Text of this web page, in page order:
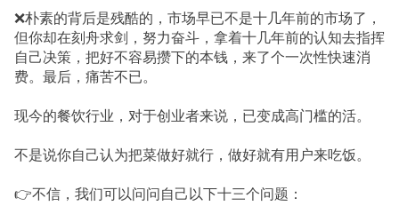
❌朴素的背后是残酷的，市场早已不是十几年前的市场了，
但你却在刻舟求剑，努力奋斗，拿着十几年前的认知去指挥
自己决策，把好不容易攒下的本钱，来了个一次性快速消
费。最后，痛苦不已。
现今的餐饮行业，对于创业者来说，已变成高门槛的活。
不是说你自己认为把菜做好就行，做好就有用户来吃饭。
👉不信，我们可以问问自己以下十三个问题：